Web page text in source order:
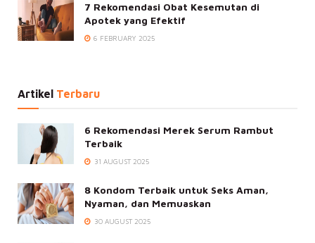
7 Rekomendasi Obat Kesemutan di
Apotek yang Efektif
6 FEBRUARY 2025
Artikel Terbaru
6 Rekomendasi Merek Serum Rambut
Terbaik
31 AUGUST 2025
8 Kondom Terbaik untuk Seks Aman,
Nyaman, dan Memuaskan
30 AUGUST 2025